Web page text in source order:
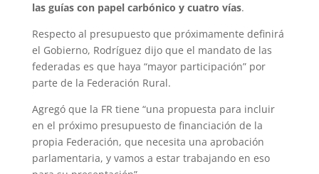
las guías con papel carbónico y cuatro vías.
Respecto al presupuesto que próximamente definirá
el Gobierno, Rodríguez dijo que el mandato de las
federadas es que haya “mayor participación” por
parte de la Federación Rural.
Agregó que la FR tiene “una propuesta para incluir
en el próximo presupuesto de financiación de la
propia Federación, que necesita una aprobación
parlamentaria, y vamos a estar trabajando en eso